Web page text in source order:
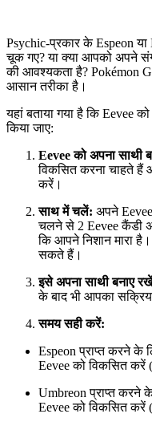
Psychic-प्रकार के Espeon
चूक गए? या क्या आपको अपने
की आवश्यकता है? Pokémon
आसान तरीका है।
यहां बताया गया है कि Eevee को
किया जाए:
Eevee को अपना साथी
विकसित करना चाहते
करें।
साथ में चलें: अपने
चलने से 2 Eevee कैंडी
कि आपने निशान मारा
सकते हैं।
इसे अपना साथी बनाए
के बाद भी आपका सक्रिय
समय सही करें:
Espeon प्राप्त करने के
Eevee को विकसित करें
Umbreon प्राप्त करने
Eevee को विकसित करें